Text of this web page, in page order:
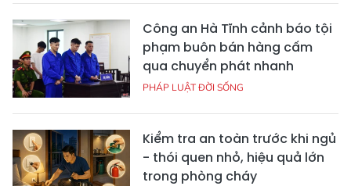
Công an Hà Tĩnh cảnh báo tội
phạm buôn bán hàng cấm
qua chuyển phát nhanh
PHÁP LUẬT ĐỜI SỐNG
Kiểm tra an toàn trước khi ngủ
- thói quen nhỏ, hiệu quả lớn
trong phòng cháy